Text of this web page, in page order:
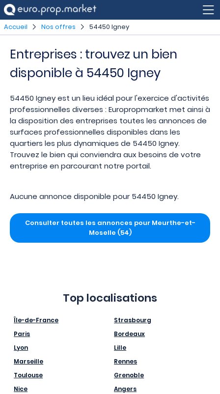
Accueil Nos offres 54450 Igney
Entreprises : trouvez un bien
disponible à 54450 Igney
54450 Igney est un lieu idéal pour l'exercice d'activités
professionnelles diverses : Europropmarket met ainsi à
la disposition des entreprises toutes les annonces de
surfaces professionnelles disponibles dans les
quartiers les plus dynamiques de 54450 Igney.
Trouvez le bien qui conviendra aux besoins de votre
entreprise en parcourant notre portail.
Aucune annonce disponible pour 54450 Igney.
Consulter toutes les annonces pour Meurthe-et-
Moselle (54)
Top localisations
Île-de-France
Paris
Lyon
Marseille
Toulouse
Nice
Strasbourg
Bordeaux
Lille
Rennes
Grenoble
Angers